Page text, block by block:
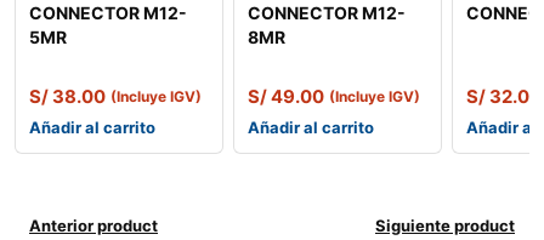
CONNECTOR M12-
5MR
S/38.00 (Incluye IGV)
Añadir al carrito
CONNECTOR M12-
8MR
S/49.00 (Incluye IGV)
Añadir al carrito
S/32.00
Añadir al
Anterior product Siguiente product